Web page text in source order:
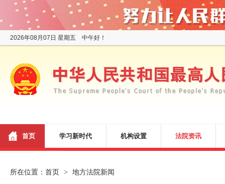
2026年08月07日 星期五 中午好！
首页 学习新时代 机构设置 法院资讯
所在位置： 首页 > 地方法院新闻